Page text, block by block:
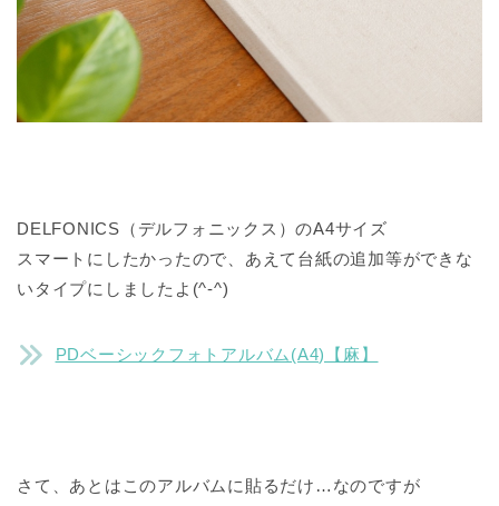
DELFONICS（デルフォニックス）のA4サイズ
スマートにしたかったので、あえて台紙の追加等ができな
いタイプにしましたよ(^-^)
PDベーシックフォトアルバム(A4)【麻】
さて、あとはこのアルバムに貼るだけ…なのですが